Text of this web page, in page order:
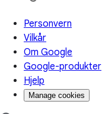
Personvern
Vilkår
Om Google
Google-produkter
Hjelp
Manage cookies